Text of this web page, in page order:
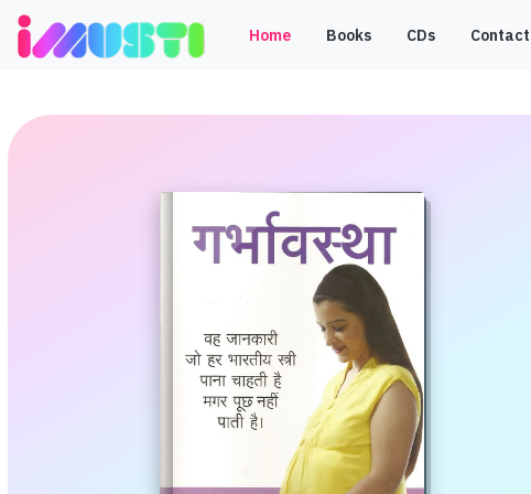
Home Books CDs Contact